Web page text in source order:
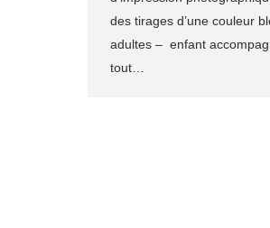
des tirages d’une couleur
adultes – enfant
tout…